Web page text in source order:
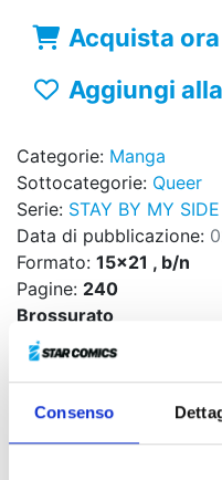
Consenso
Acquista ora
Aggiungi
Categorie: Manga
Sottocategorie: Queer
Serie: STAY BY MY
Data di pubblicazione:
Formato: 15x21 , b/n
Pagine: 240
Brossurato
Sovraccoperta
Codice ISBN: